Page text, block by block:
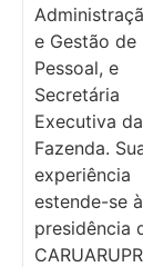
e Gestão de
Pessoal, e
Secretária
Executiva da
Fazenda.
experiência
estende-se à
presidência